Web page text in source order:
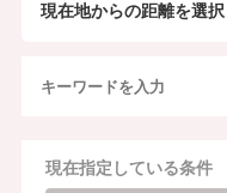
現在地からの距離を選択
現在指定している条件